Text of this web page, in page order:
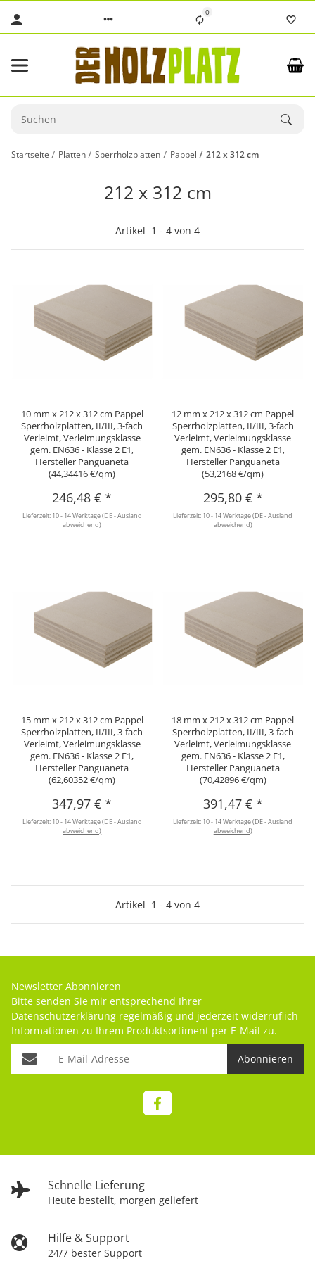
0
Startseite Platten Sperrholzplatten Pappel 212 x 312 cm
212 x 312 cm
Artikel 1 - 4 von 4
10 mm x 212 x 312 cm Pappel
Sperrholzplatten, II/III, 3-fach
Verleimt, Verleimungsklasse
gem. EN636 - Klasse 2 E1,
Hersteller Panguaneta
(44,34416 €/qm)
246,48 €*
Lieferzeit: 10 - 14 Werktage(DE - Ausland
abweichend)
12 mm x 212 x 312 cm Pappel
Sperrholzplatten, II/III, 3-fach
Verleimt, Verleimungsklasse
gem. EN636 - Klasse 2 E1,
Hersteller Panguaneta
(53,2168 €/qm)
295,80 € *
Lieferzeit: 10 - 14 Werktage(DE - Ausland
abweichend)
15 mm x 212 x 312 cm Pappel
Sperrholzplatten, II/III, 3-fach
Verleimt, Verleimungsklasse
gem. EN636 - Klasse 2 E1,
Hersteller Panguaneta
(62,60352 €/qm)
347,97 €*
Lieferzeit: 10 - 14 Werktage(DE - Ausland
abweichend)
18 mm x 212 x 312 cm Pappel
Sperrholzplatten, II/III, 3-fach
Verleimt, Verleimungsklasse
gem. EN636 - Klasse 2 E1,
Hersteller Panguaneta
(70,42896 €/qm)
391,47 € *
Lieferzeit: 10 - 14 Werktage(DE - Ausland
abweichend)
Artikel 1 - 4 von 4
Schnelle Lieferung
Heute bestellt, morgen geliefert
Hilfe & Support
24/7 bester Support
Newsletter Abonnieren
Bitte senden Sie mir entsprechend Ihrer
Datenschutzerklärung regelmäßig und jederzeit widerruflich
Informationen zu Ihrem Produktsortiment per E-Mail zu.
Abonnieren